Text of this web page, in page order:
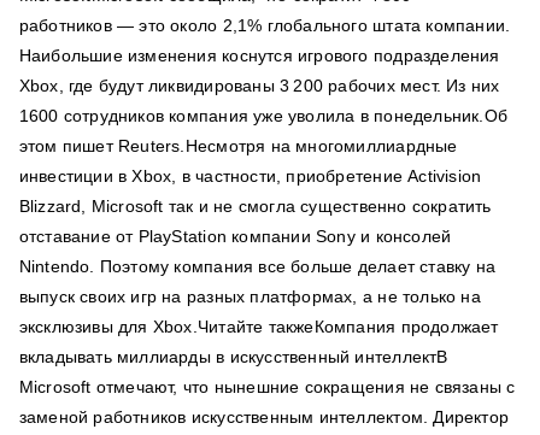
работников — это около 2,1% глобального штата компании.
Наибольшие изменения коснутся игрового подразделения
Xbox, где будут ликвидированы 3 200 рабочих мест. Из них
1600 сотрудников компания уже уволила в понедельник.Об
этом пишет Reuters.Несмотря на многомиллиардные
инвестиции в Xbox, в частности, приобретение Activision
Blizzard, Microsoft так и не смогла существенно сократить
отставание от PlayStation компании Sony и консолей
Nintendo. Поэтому компания все больше делает ставку на
выпуск своих игр на разных платформах, а не только на
эксклюзивы для Xbox.Читайте такжеКомпания продолжает
вкладывать миллиарды в искусственный интеллектВ
Microsoft отмечают, что нынешние сокращения не связаны с
заменой работников искусственным интеллектом. Директор